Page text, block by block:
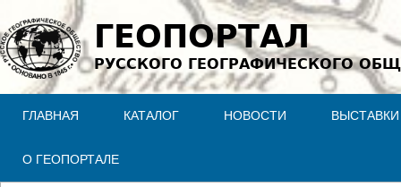
Jump to navigation
ГЕОПОРТАЛ
РУССКОГО ГЕОГРАФИЧЕСКОГО
ГЛАВНАЯ КАТАЛОГ НОВОСТИ ВЫСТАВКИ
О ГЕОПОРТАЛЕ